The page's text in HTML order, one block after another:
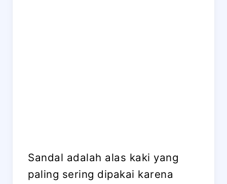
Sandal adalah alas kaki yang
paling sering dipakai karena